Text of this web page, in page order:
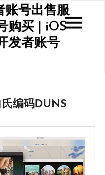
账号出售服
购买 | iOS
发者账号
编码DUNS